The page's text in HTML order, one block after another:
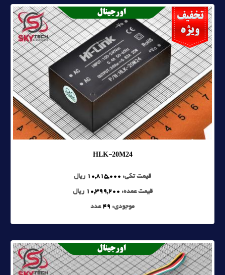
HLK-20M24
قیمت تکی: 10,815,000 ریال
قیمت عمده: 10,399,200 ریال
موجودی: 49 عدد